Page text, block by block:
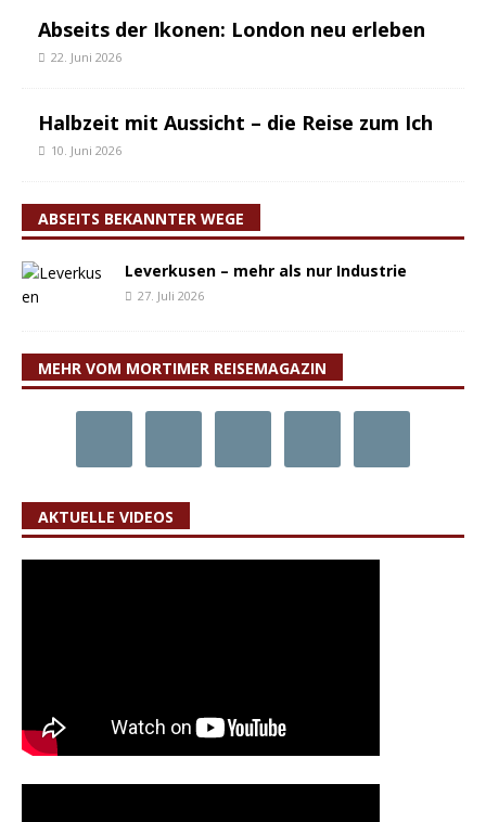
Abseits der Ikonen: London neu erleben
22. Juni 2026
Halbzeit mit Aussicht – die Reise zum Ich
10. Juni 2026
ABSEITS BEKANNTER WEGE
Leverkusen – mehr als nur Industrie
27. Juli 2026
MEHR VOM MORTIMER REISEMAGAZIN
AKTUELLE VIDEOS